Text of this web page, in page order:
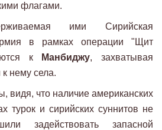
флагами.
ими Сирийская
в рамках операции "Щит
к
Манбиджу, захватывая
нему села.
видя, что наличие американских
турок и сирийских суннитов не
задействовать запасной